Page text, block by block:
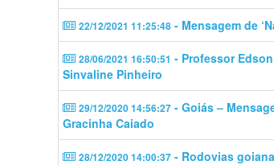
22/12/2021 11:25:48 - Mensagem de
28/06/2021 16:50:51 - Professor
Sinvaline Pinheiro
29/12/2020 14:56:27 - Goiás –
Gracinha Caiado
28/12/2020 14:00:37 - Rodovias